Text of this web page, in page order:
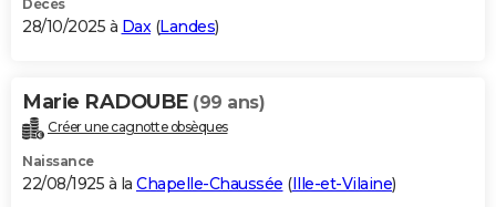
Décès
28/10/2025 à Dax(Landes)
Marie RADOUBE (99 ans)
Créer une cagnotte obsèques
Naissance
22/08/1925 à la Chapelle-Chaussée (Ille-et-Vilaine)